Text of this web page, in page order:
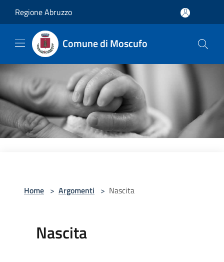
Regione Abruzzo
Comune di Moscufo
Home > Argomenti > Nascita
Nascita